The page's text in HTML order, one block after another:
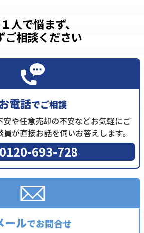
人で悩まず、
ご相談ください
電話でご相談
安や任意売却の不安などお気軽にご
が直接お話を伺いお答えします。
0120-693-728
ールでお問合せ